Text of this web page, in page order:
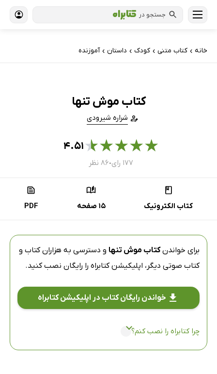
جستجو در
خانه › کتاب‌ متنی › کودک › داستان › آموزنده
کتاب موش تنها
شراره شیرودی
★
★
★
★
★۴.۵۱
۱۷۷ رای ● ۸۶ نظر
کتاب الکترونیک 15 صفحه PDF
برای خواندنکتاب موش تنها و دسترسی به هزاران کتاب و
کتاب صوتی دیگر، اپلیکیشن کتابراه را رایگان نصب کنید.
خواندن رایگان کتاب در اپلیکیشن کتابراه
چرا کتابراه را نصب کنم؟